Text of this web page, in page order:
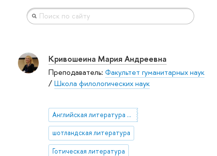
Кривошеина Мария Андреевна
Преподаватель: Факультет гуманитарных наук
/Школа филологических наук
Английская литература 1890-1910-х
шотландская литература
Готическая литература